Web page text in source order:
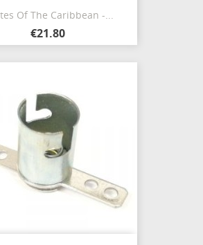
Of The Caribbean -...
€21.80